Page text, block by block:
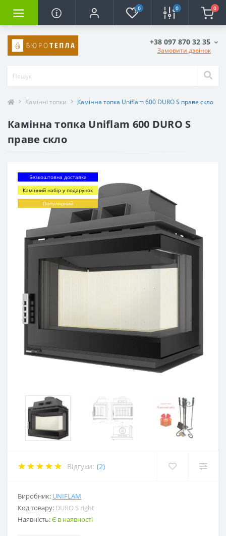
0 0 0
+38 097 870 32 35
Замовити дзвінок
Камінні топки Камінна топка Uniflam 600 DURO S праве скло
Камінна топка Uniflam 600 DURO S
праве скло
Безкоштовна доставка
Камінний набір у подарунок
Популярний
Відгуки: (2)
Виробник: UNIFLAM
Код товару: DURO S right
Наявність:Є в наявності